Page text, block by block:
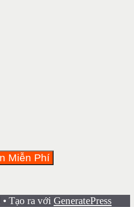
• Tạo ra với GeneratePress